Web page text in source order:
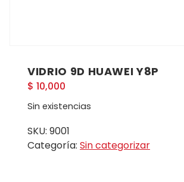
VIDRIO 9D HUAWEI Y8P
$ 10,000
Sin existencias
SKU: 9001
Categoría: Sin categorizar